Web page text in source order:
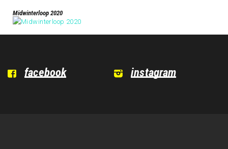
Midwinterloop 2020
facebook instagram